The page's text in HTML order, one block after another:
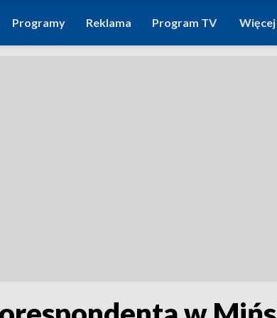
Programy Reklama Program TV Więcej